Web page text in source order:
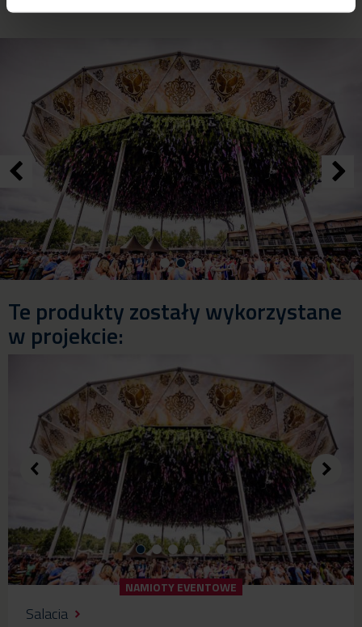
Te produkty zostały wykorzystane
w projekcie:
NAMIOTY EVENTOWE
Salacia